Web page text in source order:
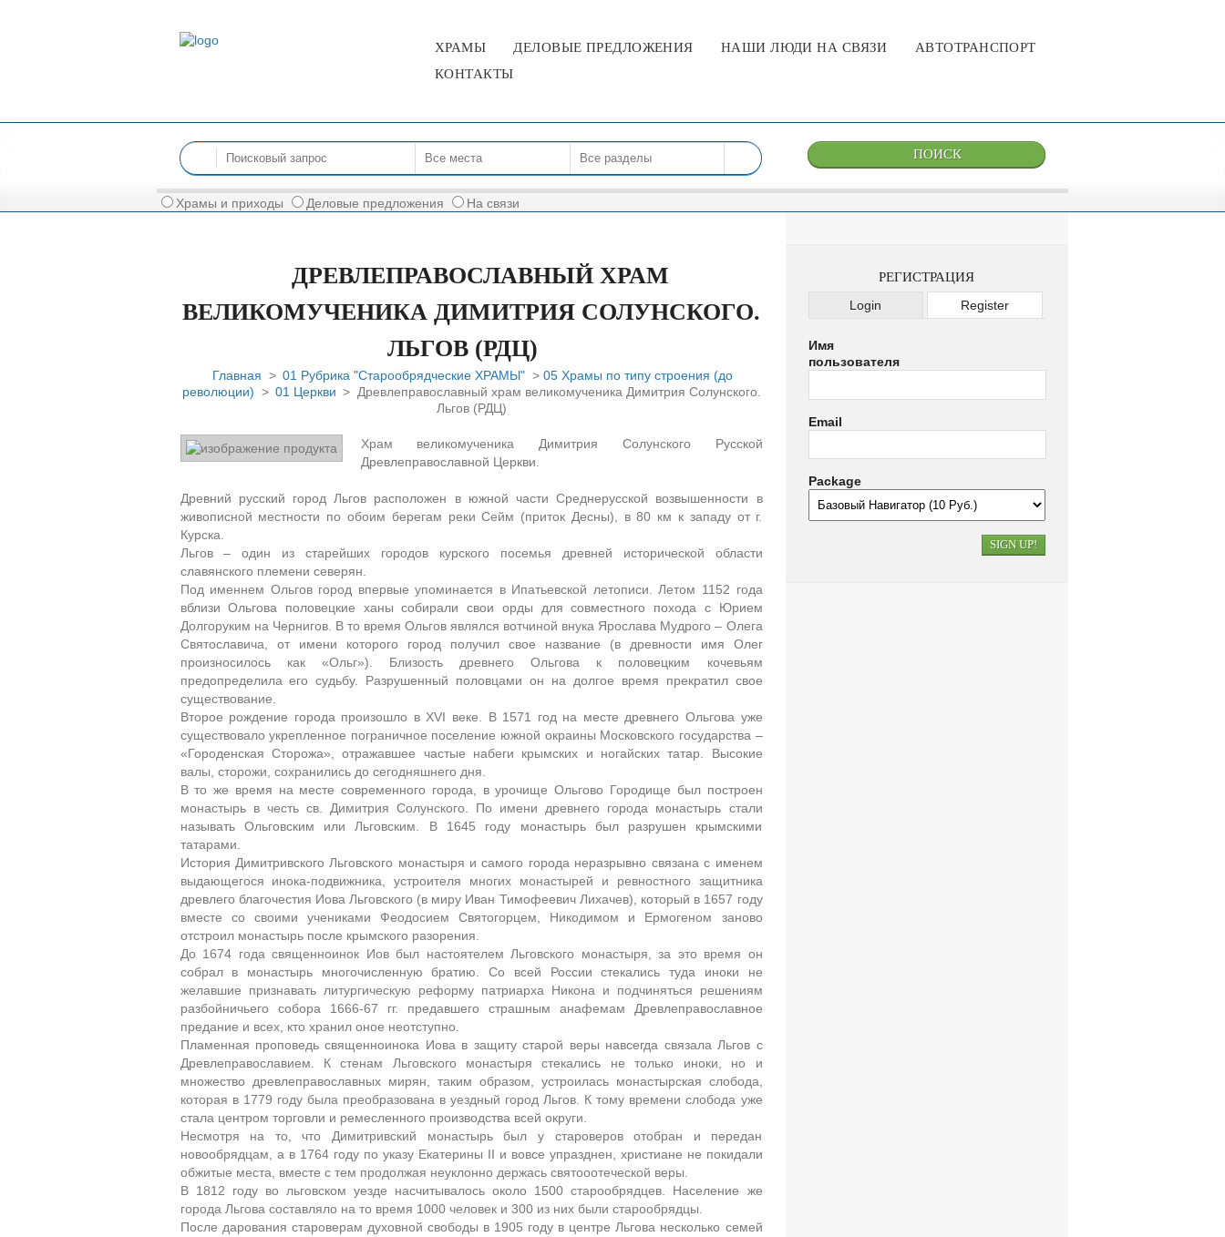
МЕНЮХРАМЫ ДЕЛОВЫЕ ПРЕДЛОЖЕНИЯ НАШИ ЛЮДИ НА СВЯЗИ
АВТОТРАНСПОРТ
КОНТАКТЫ
Храмы и приходы Деловые предложения На связи
ДРЕВЛЕПРАВОСЛАВНЫЙ ХРАМ
ВЕЛИКОМУЧЕНИКА ДИМИТРИЯ СОЛУНСКОГО.
ЛЬГОВ (РДЦ)
Главная > 01 Рубрика "Старообрядческие ХРАМЫ" > 05 Храмы по типу строения (до
революции) > 01 Церкви > Древлеправославный храм великомученика Димитрия Солунского.
Льгов (РДЦ)
Храм великомученика Димитрия Солунского Русской
Древлеправославной Церкви.
Древний русский город Льгов расположен в южной части Среднерусской возвышенности в
живописной местности по обоим берегам реки Сейм (приток Десны), в 80 км к западу от г.
Курска.
Льгов – один из старейших городов курского посемья древней исторической области
славянского племени северян.
Под именнем Ольгов город впервые упоминается в Ипатьевской летописи. Летом 1152 года
вблизи Ольгова половецкие ханы собирали свои орды для совместного похода с Юрием
Долгоруким на Чернигов. В то время Ольгов являлся вотчиной внука Ярослава Мудрого – Олега
Святославича, от имени которого город получил свое название (в древности имя Олег
произносилось как «Ольг»). Близость древнего Ольгова к половецким кочевьям
предопределила его судьбу. Разрушенный половцами он на долгое время прекратил свое
существование.
Второе рождение города произошло в XVI веке. В 1571 год на месте древнего Ольгова уже
существовало укрепленное пограничное поселение южной окраины Московского государства –
«Городенская Сторожа», отражавшее частые набеги крымских и ногайских татар. Высокие
валы, сторожи, сохранились до сегодняшнего дня.
В то же время на месте современного города, в урочище Ольгово Городище был построен
монастырь в честь св. Димитрия Солунского. По имени древнего города монастырь стали
называть Ольговским или Льговским. В 1645 году монастырь был разрушен крымскими
татарами.
История Димитривского Льговского монастыря и самого города неразрывно связана с именем
выдающегося инока-подвижника, устроителя многих монастырей и ревностного защитника
древлего благочестия Иова Льговского (в миру Иван Тимофеевич Лихачев), который в 1657 году
вместе со своими учениками Феодосием Святогорцем, Никодимом и Ермогеном заново
отстроил монастырь после крымского разорения.
До 1674 года священноинок Иов был настоятелем Льговского монастыря, за это время он
собрал в монастырь многочисленную братию. Со всей России стекались туда иноки не
желавшие признавать литургическую реформу патриарха Никона и подчиняться решениям
разбойничьего собора 1666-67 гг. предавшего страшным анафемам Древлеправославное
предание и всех, кто хранил оное неотступно.
Пламенная проповедь священноинока Иова в защиту старой веры навсегда связала Льгов с
Древлеправославием. К стенам Льговского монастыря стекались не только иноки, но и
множество древлеправославных мирян, таким образом, устроилась монастырская слобода,
которая в 1779 году была преобразована в уездный город Льгов. К тому времени слобода уже
стала центром торговли и ремесленного производства всей округи.
Несмотря на то, что Димитривский монастырь был у староверов отобран и передан
новообрядцам, а в 1764 году по указу Екатерины II и вовсе упразднен, христиане не покидали
обжитые места, вместе с тем продолжая неуклонно держась святооотеческой веры.
В 1812 году во льговском уезде насчитывалось около 1500 старообрядцев. Население же
города Льгова составляло на то время 1000 человек и 300 из них были старообрядцы.
После дарования староверам духовной свободы в 1905 году в центре Льгова несколько семей
РЕГИСТРАЦИЯ
Login
Register
Имя
пользователя
Email
Package